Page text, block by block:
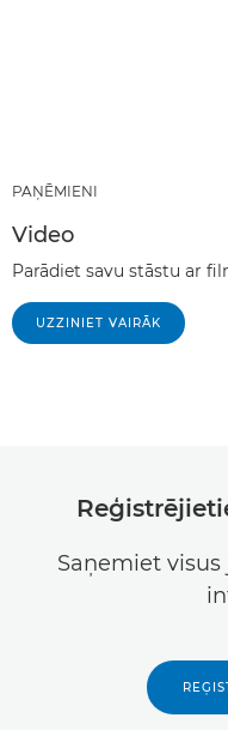
PAŅĒMIENI
Video
Parādiet savu stāstu ar
UZZINIET VAIRĀK
Saņemiet